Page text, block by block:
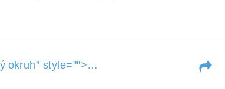
okruh" style="">Petr Soukup, Melechovský